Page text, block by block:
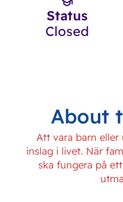
Status
Closed
About
Att vara barn eller
inslag i livet. När
ska fungera på